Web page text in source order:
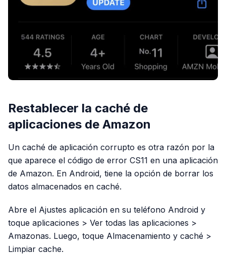
Restablecer la caché de
aplicaciones de Amazon
Un caché de aplicación corrupto es otra razón por la
que aparece el código de error CS11 en una aplicación
de Amazon. En Android, tiene la opción de borrar los
datos almacenados en caché.
Abre el Ajustes aplicación en su teléfono Android y
toque aplicaciones > Ver todas las aplicaciones >
Amazonas. Luego, toque Almacenamiento y caché >
Limpiar cache.